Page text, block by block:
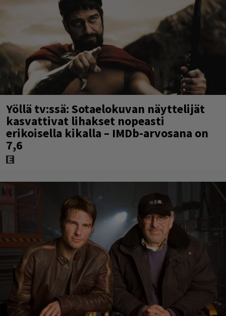
Yöllä tv:ssä: Sotaelokuvan näyttelijät
kasvattivat lihakset nopeasti
erikoisella kikalla – IMDb-arvosana on
7,6